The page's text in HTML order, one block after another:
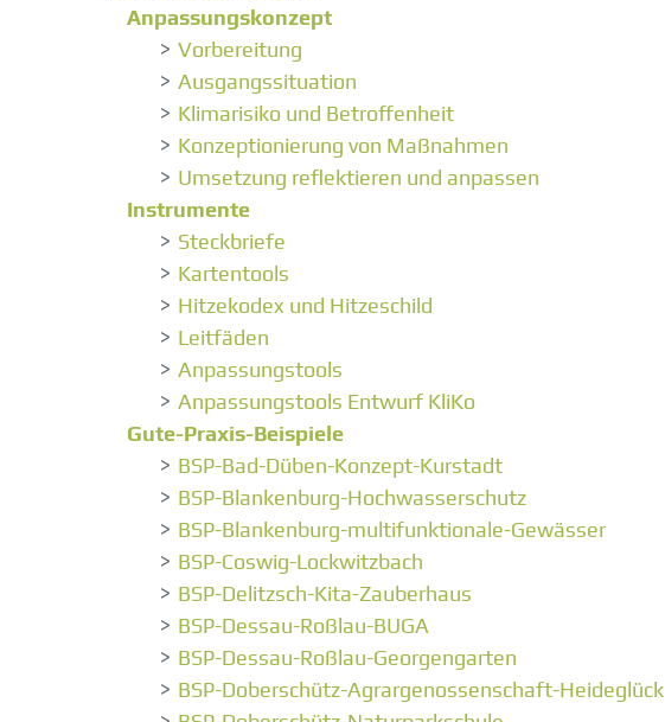
Anpassungskonzept
Vorbereitung
Ausgangssituation
Klimarisiko und Betroffenheit
Konzeptionierung von Maßnahmen
Umsetzung reflektieren und anpassen
Instrumente
Steckbriefe
Kartentools
Hitzekodex und Hitzeschild
Leitfäden
Anpassungstools
Anpassungstools Entwurf KliKo
Gute-Praxis-Beispiele
BSP-Bad-Düben-Konzept-Kurstadt
BSP-Blankenburg-Hochwasserschutz
BSP-Blankenburg-multifunktionale-Gewässer
BSP-Coswig-Lockwitzbach
BSP-Delitzsch-Kita-Zauberhaus
BSP-Dessau-Roßlau-BUGA
BSP-Dessau-Roßlau-Georgengarten
BSP-Doberschütz-Agrargenossenschaft-Heideglück